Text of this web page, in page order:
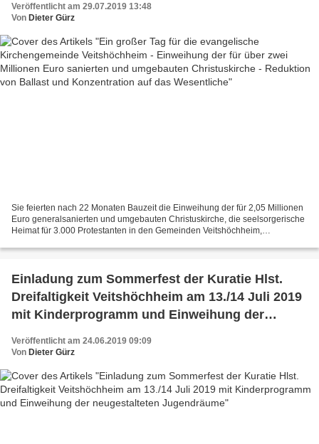
Ballast und Konzentration auf das Wesentliche
Veröffentlicht am 29.07.2019 13:48
Von Dieter Gürz
Sie feierten nach 22 Monaten Bauzeit die Einweihung der für 2,05 Millionen
Euro generalsanierten und umgebauten Christuskirche, die seelsorgerische
Heimat für 3.000 Protestanten in den Gemeinden Veitshöchheim,
Einladung zum Sommerfest der Kuratie Hlst.
Dreifaltigkeit Veitshöchheim am 13./14 Juli 2019
mit Kinderprogramm und Einweihung der
Veröffentlicht am 24.06.2019 09:09
Von Dieter Gürz